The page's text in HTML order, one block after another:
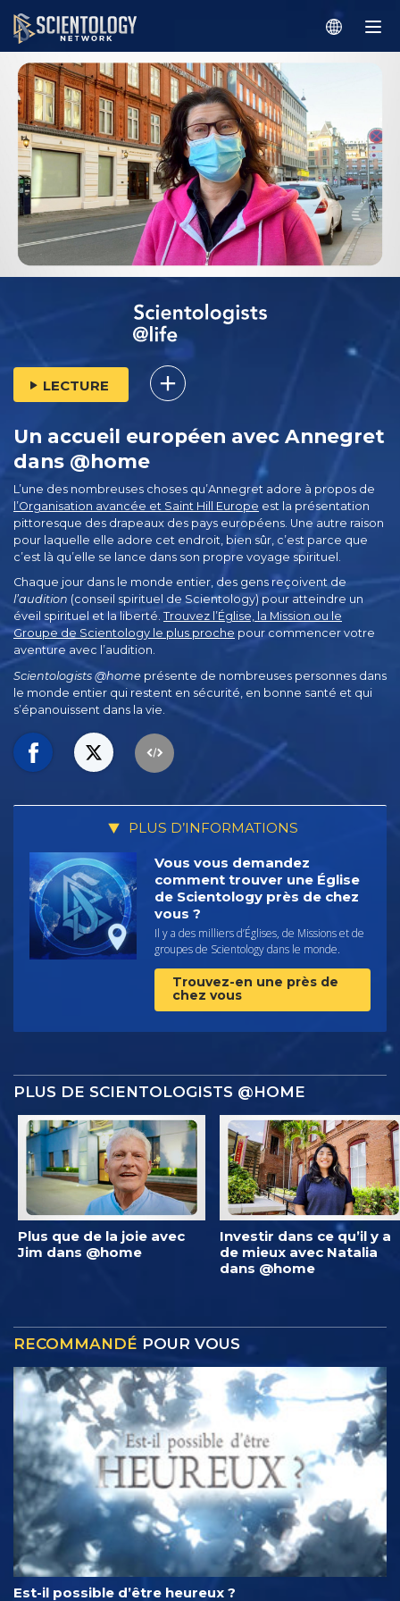
LECTURE
Un accueil européen avec Annegret
dans @home
L’une des nombreuses choses qu’Annegret adore à propos de
l’Organisation avancée et Saint Hill Europe est la présentation
pittoresque des drapeaux des pays européens. Une autre raison
pour laquelle elle adore cet endroit, bien sûr, c’est parce que
c’est là qu’elle se lance dans son propre voyage spirituel.
Chaque jour dans le monde entier, des gens reçoivent de
l’audition (conseil spirituel de Scientology) pour atteindre un
éveil spirituel et la liberté. Trouvez l’Église, la Mission ou le
Groupe de Scientology le plus proche pour commencer votre
aventure avec l’audition.
Scientologists @home présente de nombreuses personnes dans
le monde entier qui restent en sécurité, en bonne santé et qui
s’épanouissent dans la vie.
PLUS D’INFORMATIONS
Vous vous demandez
comment trouver une Église
de Scientology près de chez
vous ?
Il y a des milliers d’Églises, de Missions et de
groupes de Scientology dans le monde.
Trouvez-en une près de
chez vous
PLUS DE SCIENTOLOGISTS @HOME
Plus que de la joie avec
Jim dans @home
Investir dans ce qu’il y a
de mieux avec Natalia
dans @home
RECOMMANDÉ POUR VOUS
Est-il possible d’être heureux ?